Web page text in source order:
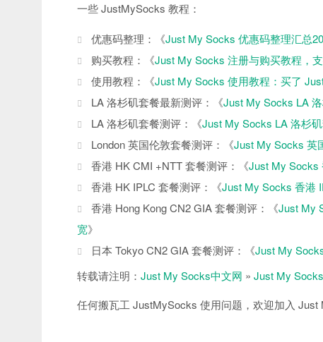
一些 JustMySocks 教程：
优惠码整理：《Just My Socks 优惠码整理汇总
购买教程：《Just My Socks 注册与购买教程，
使用教程：《Just My Socks 使用教程：买了
LA 洛杉矶套餐最新测评：《Just My Socks LA
LA 洛杉矶套餐测评：《Just My Socks LA 洛杉
London 英国伦敦套餐测评：《Just My Socks 英
香港 HK CMI +NTT 套餐测评：《Just My Socks
香港 HK IPLC 套餐测评：《Just My Socks 香港
香港 Hong Kong CN2 GIA 套餐测评：《Just My
宽》
日本 Tokyo CN2 GIA 套餐测评：《Just My
转载请注明： Just My Socks中文网 » Just My
任何搬瓦工 JustMySocks 使用问题，欢迎加入 Just